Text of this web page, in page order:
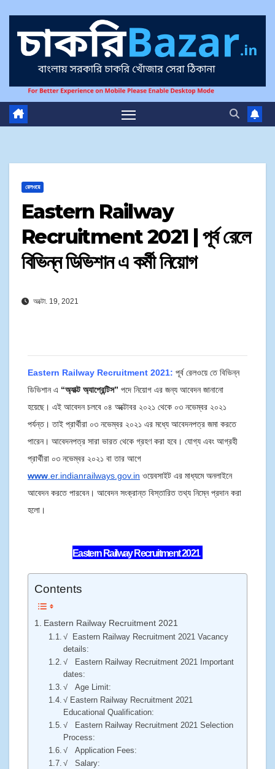
রেলওয়ে
Eastern Railway
Recruitment 2021 | পূর্ব রেলে
বিভিন্ন ডিভিশান এ কর্মী নিয়োগ
অক্টো. 19, 2021
Eastern Railway Recruitment 2021: পূর্ব রেলওয়ে তে বিভিন্ন
ডিভিশান এ “অ্যাক্ট অ্যাপ্রেন্টিস” পদে নিয়োগ এর জন্য আবেদন জানানো
হয়েছে। এই আবেদন চলবে ০৪ অক্টোবর ২০২১ থেকে ০৩ নভেম্বর ২০২১
পর্যন্ত। তাই প্রার্থীরা ০৩ নভেম্বর ২০২১ এর মধ্যে আবেদনপত্র জমা করতে
পারেন। আবেদনপত্র সারা ভারত থেকে গ্রহণ করা হবে। যোগ্য এবং আগ্রহী
প্রার্থীরা ০৩ নভেম্বর ২০২১ বা তার আগে
www .er.indianrailways.gov.in ওয়েবসাইট এর মাধ্যমে অনলাইনে
আবেদন করতে পারবেন। আবেদন সংক্রান্ত বিস্তারিত তথ্য নিম্নে প্রদান করা
হলো।
Eastern Railway Recruitment 2021
Contents
Eastern Railway Recruitment 2021
√ Eastern Railway Recruitment 2021 Vacancy
details:
√ Eastern Railway Recruitment 2021 Important
dates:
√ Age Limit:
√ Eastern Railway Recruitment 2021
Educational Qualification:
√ Eastern Railway Recruitment 2021 Selection
Process:
√ Application Fees:
√ Salary: